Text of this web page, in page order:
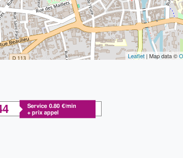
Leaflet | Map data ©